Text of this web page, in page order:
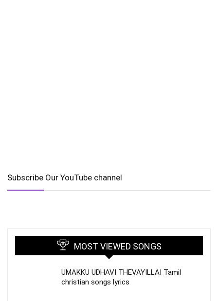
Subscribe Our YouTube channel
MOST VIEWED SONGS
UMAKKU UDHAVI THEVAYILLAI Tamil
christian songs lyrics